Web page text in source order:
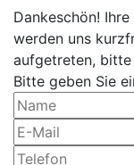
Dankeschön!
werden uns
aufgetreten, bitte
Bitte geben Sie